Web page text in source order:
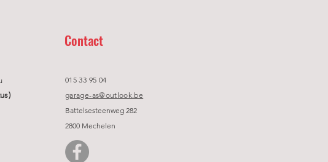
Contact
015 33 95 04
garage-as@outlook.be
Battelsesteenweg 282
2800 Mechelen